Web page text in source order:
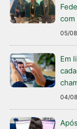
com
05/
Em
04/